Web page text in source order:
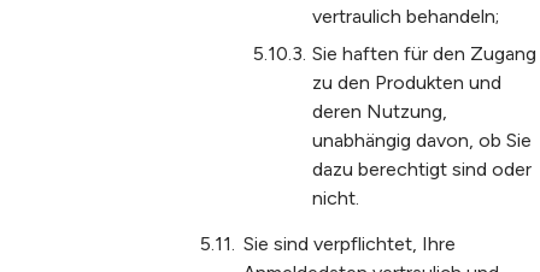
vertraulich behandeln;
Sie haften für den Zugang
zu den Produkten und
deren Nutzung,
unabhängig davon, ob Sie
dazu berechtigt sind oder
nicht.
Sie sind verpflichtet, Ihre